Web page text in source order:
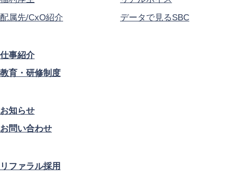
配属先/CxO紹介
データで見るSBC
仕事紹介
教育・研修制度
お知らせ
お問い合わせ
リファラル採用